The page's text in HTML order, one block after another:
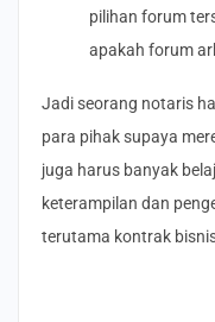
pilihan forum
apakah forum
Jadi seorang notaris
para pihak supaya
juga harus banyak
keterampilan dan
terutama kontrak